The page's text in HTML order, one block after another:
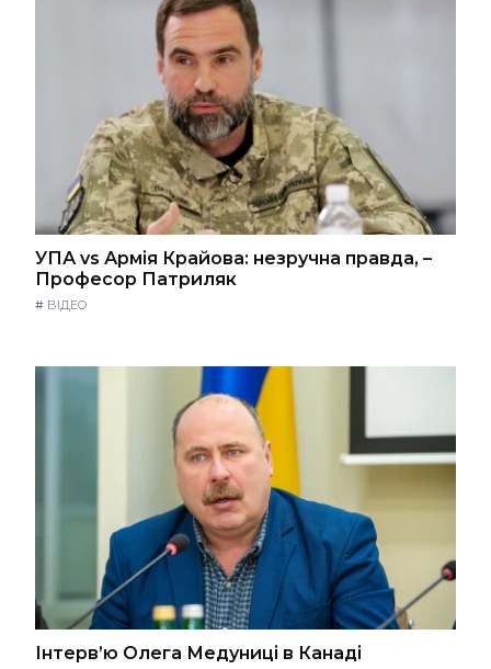
УПА vs Армія Крайова: незручна правда, –
Професор Патриляк
# ВІДЕО
Інтерв’ю Олега Медуниці в Канаді